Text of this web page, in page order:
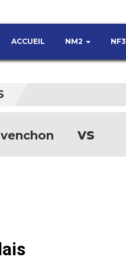
ACCUEIL NM2 NF3
vs